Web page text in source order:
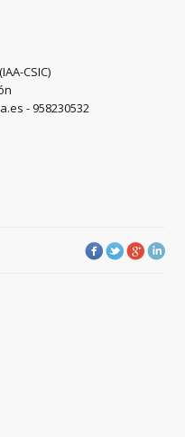
CSIC)
- 958230532